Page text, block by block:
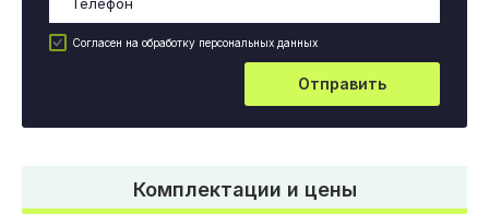
Согласен на обработку персональных данных
Отправить
Комплектации и цены